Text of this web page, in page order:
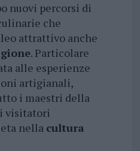
nuovi percorsi di
che
attrattivo anche
. Particolare
alle esperienze
artigianali,
i maestri della
visitatori
nella cultura